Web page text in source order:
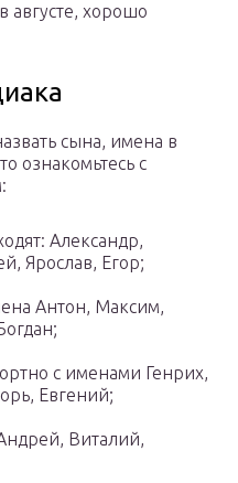
хорошо
сына, имена в
ознакомьтесь с
Александр,
Ярослав, Егор;
Антон, Максим,
с именами Генрих,
Евгений;
Виталий,